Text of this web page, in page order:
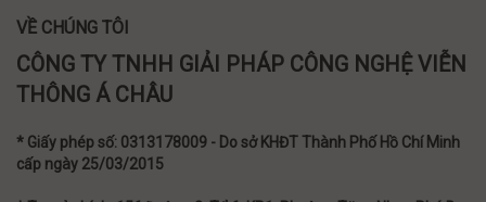
VỀ CHÚNG TÔI
CÔNG TY TNHH GIẢI PHÁP CÔNG NGHỆ VIỄN
THÔNG Á CHÂU
* Giấy phép số: 0313178009 - Do sở KHĐT Thành Phố Hồ Chí Minh
cấp ngày 25/03/2015